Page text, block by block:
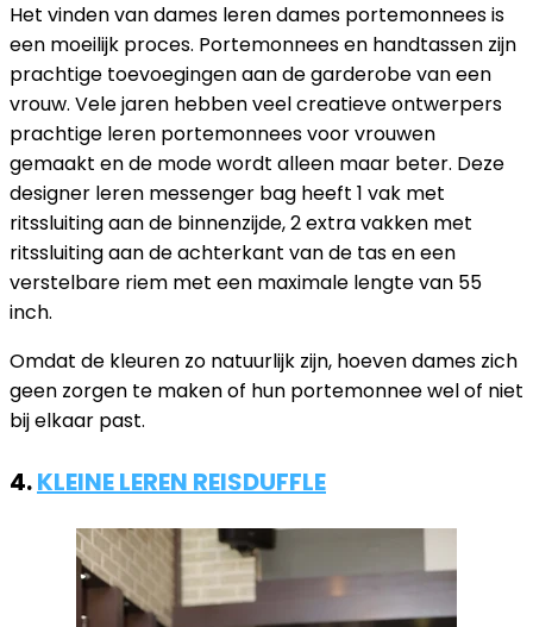
Het vinden van dames leren dames portemonnees is
een moeilijk proces. Portemonnees en handtassen zijn
prachtige toevoegingen aan de garderobe van een
vrouw. Vele jaren hebben veel creatieve ontwerpers
prachtige leren portemonnees voor vrouwen
gemaakt en de mode wordt alleen maar beter. Deze
designer leren messenger bag heeft 1 vak met
ritssluiting aan de binnenzijde, 2 extra vakken met
ritssluiting aan de achterkant van de tas en een
verstelbare riem met een maximale lengte van 55
inch.
Omdat de kleuren zo natuurlijk zijn, hoeven dames zich
geen zorgen te maken of hun portemonnee wel of niet
bij elkaar past.
4.KLEINE LEREN REISDUFFLE